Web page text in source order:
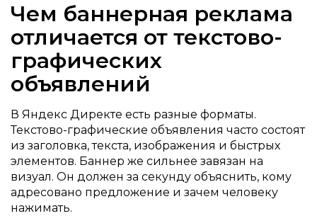
Чем баннерная реклама
отличается от текстово-
графических
объявлений
В Яндекс Директе есть разные форматы.
Текстово-графические объявления часто состоят
из заголовка, текста, изображения и быстрых
элементов. Баннер же сильнее завязан на
визуал. Он должен за секунду объяснить, кому
адресовано предложение и зачем человеку
нажимать.